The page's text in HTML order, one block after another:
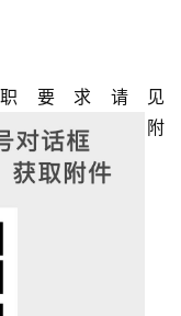
要求请见
附